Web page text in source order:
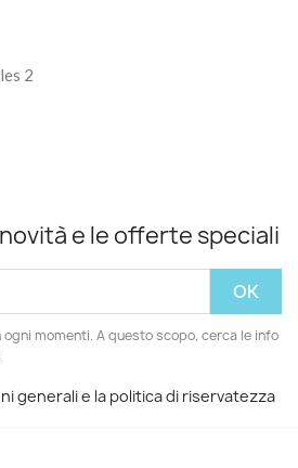
2
e le offerte speciali
momenti. A questo scopo, cerca le info
generali e la politica di riservatezza